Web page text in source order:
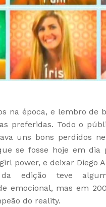
na época, e lembro de
preferidas. Todo o
uns bons perdidos
se fosse hoje em
power, e deixar Diego
edição teve
emocional, mas em
do reality.